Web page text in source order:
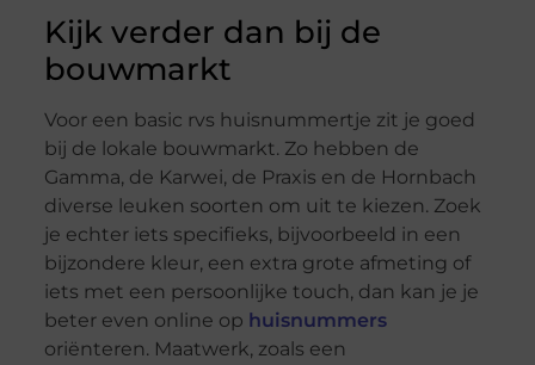
Kijk verder dan bij de
bouwmarkt
Voor een basic rvs huisnummertje zit je goed
bij de lokale bouwmarkt. Zo hebben de
Gamma, de Karwei, de Praxis en de Hornbach
diverse leuken soorten om uit te kiezen. Zoek
je echter iets specifieks, bijvoorbeeld in een
bijzondere kleur, een extra grote afmeting of
iets met een persoonlijke touch, dan kan je je
beter even online op huisnummers
oriënteren. Maatwerk, zoals een